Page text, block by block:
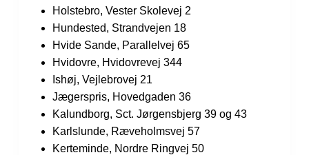
Holstebro, Vester Skolevej 2
Hundested, Strandvejen 18
Hvide Sande, Parallelvej 65
Hvidovre, Hvidovrevej 344
Ishøj, Vejlebrovej 21
Jægerspris, Hovedgaden 36
Kalundborg, Sct. Jørgensbjerg 39 og 43
Karlslunde, Ræveholmsvej 57
Kerteminde, Nordre Ringvej 50